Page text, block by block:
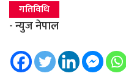
गतिविधि
- न्युज नेपाल